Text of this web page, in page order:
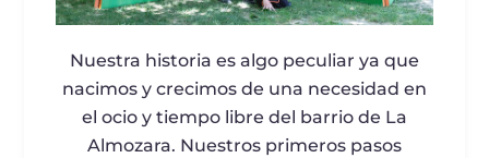
Nuestra historia es algo peculiar ya que
nacimos y crecimos de una necesidad en
el ocio y tiempo libre del barrio de La
Almozara. Nuestros primeros pasos